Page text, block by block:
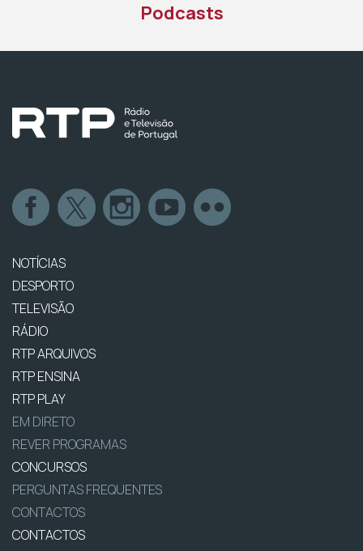
Podcasts
NOTÍCIAS
DESPORTO
TELEVISÃO
RÁDIO
RTP ARQUIVOS
RTP ENSINA
RTP PLAY
EM DIRETO
REVER PROGRAMAS
CONCURSOS
PERGUNTAS FREQUENTES
CONTACTOS
CONTACTOS